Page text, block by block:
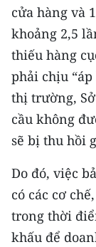
TIN MỚI
TIN ĐỊA
Trung du và
Đồng bằng
Duyên hải
Nguyên
Đông Nam
cửa hàng và
khoảng 2,5
thiếu hàng
phải chịu
thị trường,
cầu không
sẽ bị thu hồi
Do đó, việc
có các cơ
trong thời
khấu để